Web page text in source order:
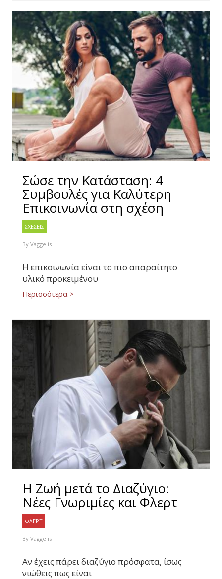
Σώσε την Κατάσταση: 4
Συμβουλές για Καλύτερη
Επικοινωνία στη σχέση
ΣΧΕΣΕΙΣ
By Vaggelis
Η επικοινωνία είναι το πιο απαραίτητο
υλικό προκειμένου
Περισσότερα >
Η Ζωή μετά το Διαζύγιο:
Νέες Γνωριμίες και Φλερτ
ΦΛΕΡΤ
By Vaggelis
Αν έχεις πάρει διαζύγιο πρόσφατα, ίσως
νιώθεις πως είναι